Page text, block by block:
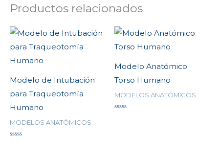
Productos relacionados
Modelo de Intubación
para Traqueotomía
Humano
MODELOS ANATÓMICOS
Modelo Anatómico
Torso Humano
MODELOS ANATÓMICOS